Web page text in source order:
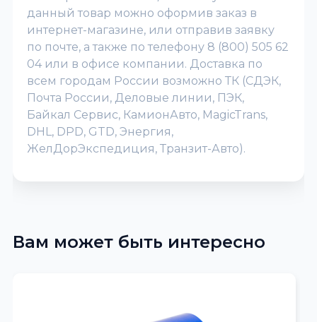
данный товар можно оформив заказ в
интернет-магазине, или отправив заявку
по почте, а также по телефону 8 (800) 505 62
04 или в офисе компании. Доставка по
всем городам России возможно ТК (СДЭК,
Почта России, Деловые линии, ПЭК,
Байкал Сервис, КамионАвто, MagicTrans,
DHL, DPD, GTD, Энергия,
ЖелДорЭкспедиция, Транзит-Авто).
Вам может быть интересно